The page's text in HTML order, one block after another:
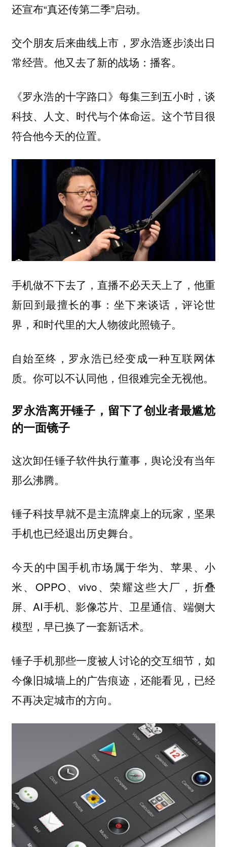
还宣布“真还传第二季”启动。
交个朋友后来曲线上市，罗永浩逐步淡出日
常经营。他又去了新的战场：播客。
《罗永浩的十字路口》每集三到五小时，谈
科技、人文、时代与个体命运。这个节目很
符合他今天的位置。
手机做不下去了，直播不必天天上了，他重
新回到最擅长的事：坐下来谈话，评论世
界，和时代里的大人物彼此照镜子。
自始至终，罗永浩已经变成一种互联网体
质。你可以不认同他，但很难完全无视他。
罗永浩离开锤子，留下了创业者最尴尬
的一面镜子
这次卸任锤子软件执行董事，舆论没有当年
那么沸腾。
锤子科技早就不是主流牌桌上的玩家，坚果
手机也已经退出历史舞台。
今天的中国手机市场属于华为、苹果、小
米、OPPO、vivo、荣耀这些大厂，折叠
屏、AI手机、影像芯片、卫星通信、端侧大
模型，早已换了一套新话术。
锤子手机那些一度被人讨论的交互细节，如
今像旧城墙上的广告痕迹，还能看见，已经
不再决定城市的方向。